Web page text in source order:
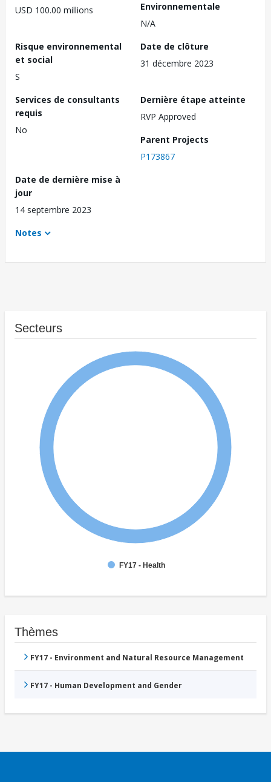
USD 100.00 millions
Environnementale
N/A
Risque environnemental
et social
S
Date de clôture
31 décembre 2023
Services de consultants
requis
No
Dernière étape atteinte
RVP Approved
Parent Projects
P173867
Date de dernière mise à
jour
14 septembre 2023
Notes
Secteurs
FY17 - Health
Thèmes
FY17 - Environment and Natural Resource Management
FY17 - Human Development and Gender